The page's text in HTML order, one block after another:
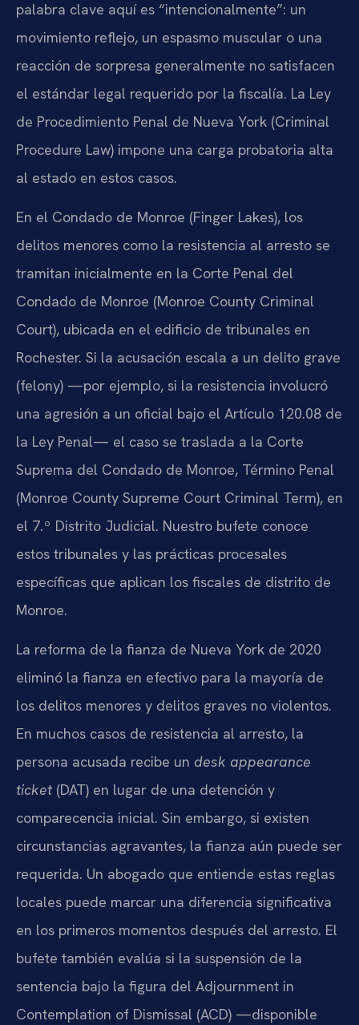
palabra clave aquí es “intencionalmente”: un
movimiento reflejo, un espasmo muscular o una
reacción de sorpresa generalmente no satisfacen
el estándar legal requerido por la fiscalía. La Ley
de Procedimiento Penal de Nueva York (Criminal
Procedure Law) impone una carga probatoria alta
al estado en estos casos.
En el Condado de Monroe (Finger Lakes), los
delitos menores como la resistencia al arresto se
tramitan inicialmente en la Corte Penal del
Condado de Monroe (Monroe County Criminal
Court), ubicada en el edificio de tribunales en
Rochester. Si la acusación escala a un delito grave
(felony) —por ejemplo, si la resistencia involucró
una agresión a un oficial bajo el Artículo 120.08 de
la Ley Penal— el caso se traslada a la Corte
Suprema del Condado de Monroe, Término Penal
(Monroe County Supreme Court Criminal Term), en
el 7.º Distrito Judicial. Nuestro bufete conoce
estos tribunales y las prácticas procesales
específicas que aplican los fiscales de distrito de
Monroe.
La reforma de la fianza de Nueva York de 2020
eliminó la fianza en efectivo para la mayoría de
los delitos menores y delitos graves no violentos.
En muchos casos de resistencia al arresto, la
persona acusada recibe un desk appearance
ticket(DAT) en lugar de una detención y
comparecencia inicial. Sin embargo, si existen
circunstancias agravantes, la fianza aún puede ser
requerida. Un abogado que entiende estas reglas
locales puede marcar una diferencia significativa
en los primeros momentos después del arresto. El
bufete también evalúa si la suspensión de la
sentencia bajo la figura del Adjournment in
Contemplation of Dismissal (ACD) —disponible